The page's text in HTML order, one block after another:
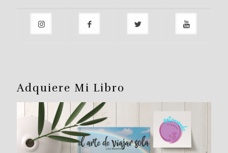
Adquiere Mi Libro